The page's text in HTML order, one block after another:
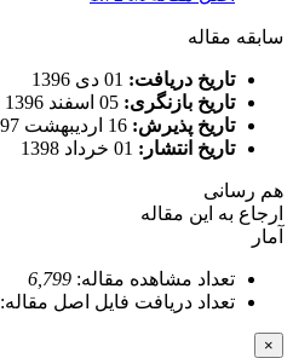
سابقه مقاله
تاریخ دریافت:
تاریخ بازنگری:
تاریخ پذیرش:
تاریخ انتشار:
هم رسانی
ارجاع به این مقاله
آمار
تعداد مشاهده مقاله: 6,799
تعداد دریافت فایل اصل مقاله:
×